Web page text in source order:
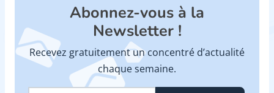
Abonnez-vous à la
Newsletter !
Recevez gratuitement un concentré d’actualité
chaque semaine.